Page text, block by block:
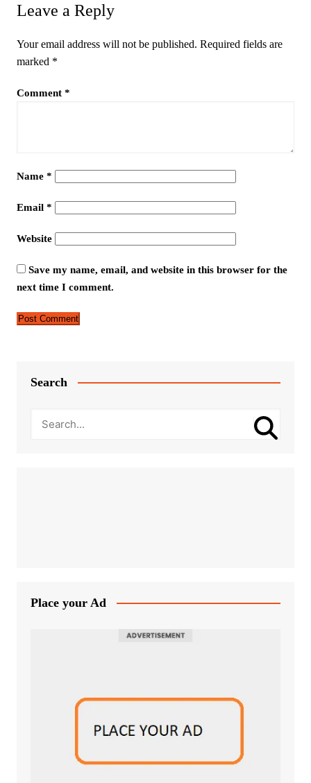
Leave a Reply
Your email address will not be published. Required fields are
marked *
Comment *
Name *
Email *
Website
Save my name, email, and website in this browser for the
next time I comment.
Search
Place your Ad